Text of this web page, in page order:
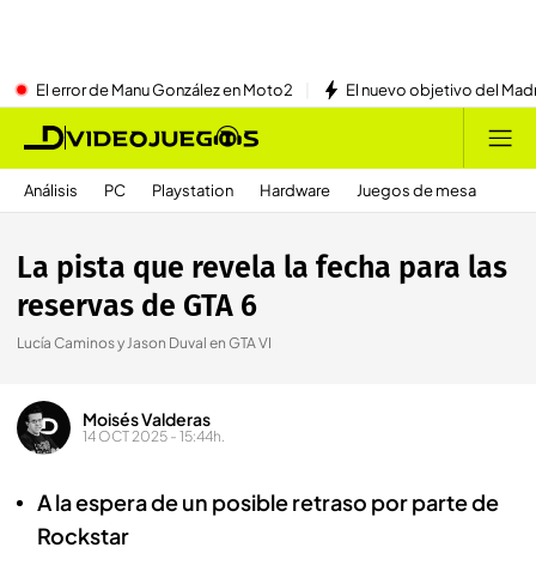
El error de Manu González en Moto2 El nuevo objetivo del
Análisis PC Playstation Hardware Juegos de mesa
La pista que revela la fecha para las
reservas de GTA 6
Lucía Caminos y Jason Duval en GTA VI
Moisés Valderas
14 OCT 2025 - 15:44h.
A la espera de un posible retraso por parte de
Rockstar